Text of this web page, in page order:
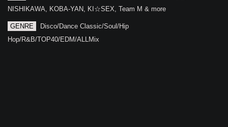
NISHIKAWA, KOBA-YAN, KI☆SEX, Team M & more
GENRE
Disco/Dance Classic/Soul/Hip
Hop/R&B/TOP40/EDM/ALLMix